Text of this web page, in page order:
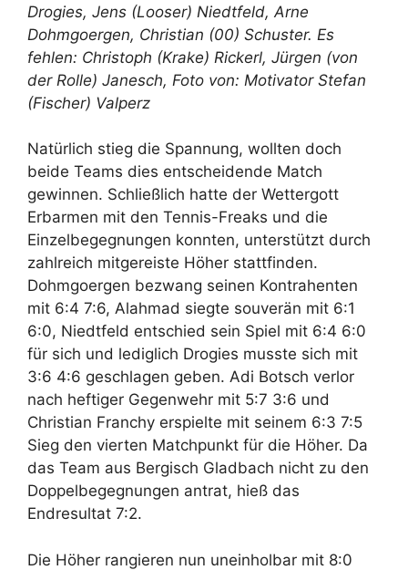
Drogies, Jens (Looser) Niedtfeld, Arne
Dohmgoergen, Christian (00) Schuster. Es
fehlen: Christoph (Krake) Rickerl, Jürgen (von
der Rolle) Janesch, Foto von: Motivator Stefan
(Fischer) Valperz
Natürlich stieg die Spannung, wollten doch
beide Teams dies entscheidende Match
gewinnen. Schließlich hatte der Wettergott
Erbarmen mit den Tennis-Freaks und die
Einzelbegegnungen konnten, unterstützt durch
zahlreich mitgereiste Höher stattfinden.
Dohmgoergen bezwang seinen Kontrahenten
mit 6:4 7:6, Alahmad siegte souverän mit 6:1
6:0, Niedtfeld entschied sein Spiel mit 6:4 6:0
für sich und lediglich Drogies musste sich mit
3:6 4:6 geschlagen geben. Adi Botsch verlor
nach heftiger Gegenwehr mit 5:7 3:6 und
Christian Franchy erspielte mit seinem 6:3 7:5
Sieg den vierten Matchpunkt für die Höher. Da
das Team aus Bergisch Gladbach nicht zu den
Doppelbegegnungen antrat, hieß das
Endresultat 7:2.
Die Höher rangieren nun uneinholbar mit 8:0